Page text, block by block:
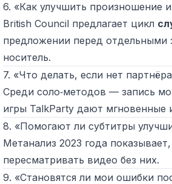
6. «Как улучшить произношение
British Council предлагает цикл
предложении перед отдельными
носитель.
7. «Что делать, если нет
Среди соло‑методов — запись
игры TalkParty дают мгновенные
8. «Помогают ли субтитры
Метанализ 2023 года
пересматривать видео без них.
9. «Становятся ли мои ошибки